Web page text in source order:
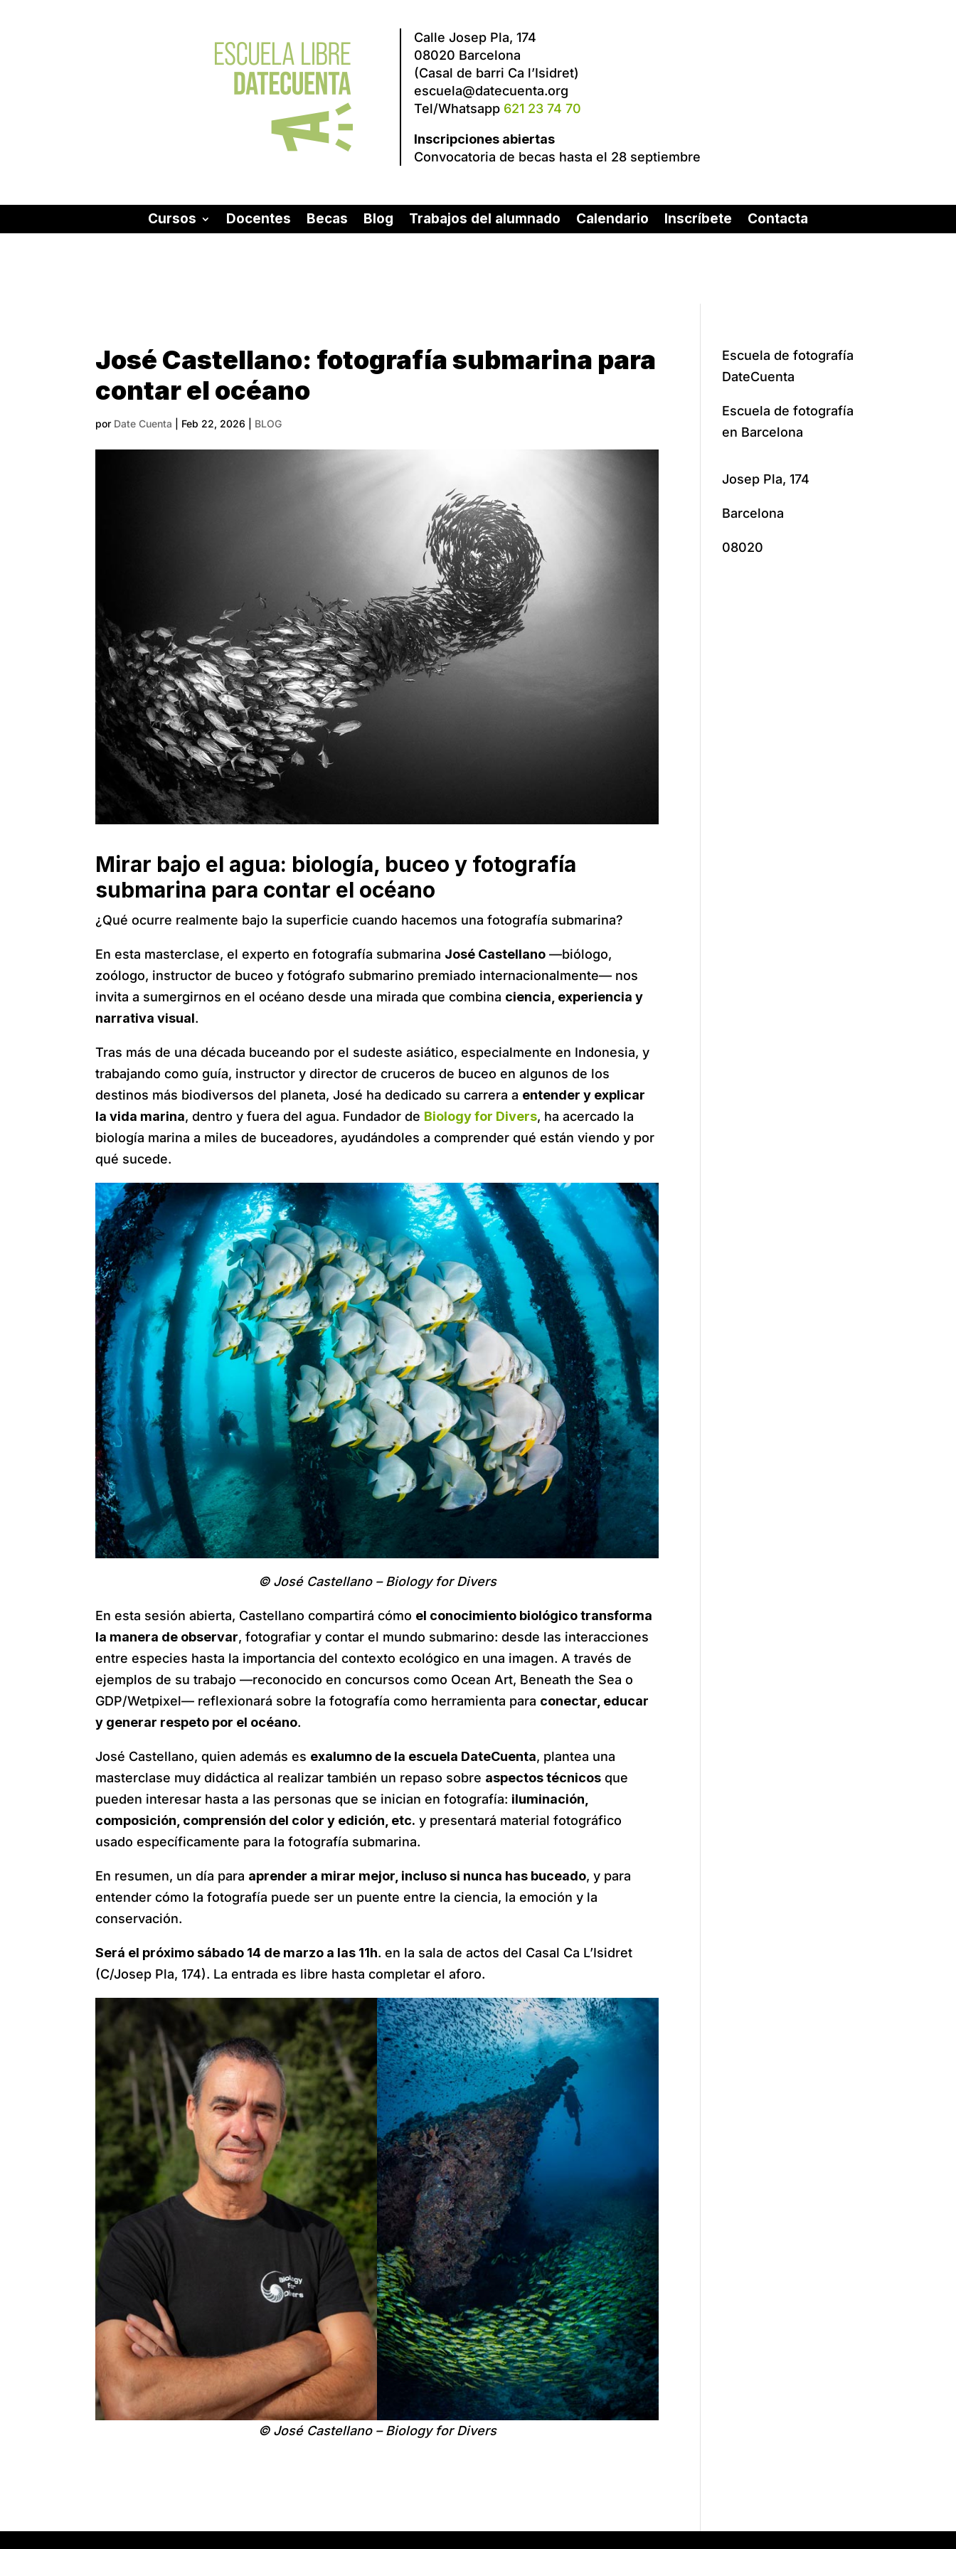
Calle Josep Pla, 174
08020 Barcelona
(Casal de barri Ca l’Isidret)
escuela@datecuenta.org
Tel/Whatsapp 621 23 74 70
Inscripciones abiertas
Convocatoria de becas hasta el 28 septiembre
Cursos Docentes Becas Blog Trabajos del alumnado Calendario Inscríbete Contacta
José Castellano: fotografía submarina para
contar el océano
por Date Cuenta Feb 22, 2026 BLOG
Mirar bajo el agua: biología, buceo y fotografía
submarina para contar el océano
¿Qué ocurre realmente bajo la superficie cuando hacemos una fotografía submarina?
En esta masterclase, el experto en fotografía submarina José Castellano —biólogo,
zoólogo, instructor de buceo y fotógrafo submarino premiado internacionalmente— nos
invita a sumergirnos en el océano desde una mirada que combina ciencia, experiencia y
narrativa visual.
Tras más de una década buceando por el sudeste asiático, especialmente en Indonesia, y
trabajando como guía, instructor y director de cruceros de buceo en algunos de los
destinos más biodiversos del planeta, José ha dedicado su carrera a entender y explicar
la vida marina, dentro y fuera del agua. Fundador de Biology for Divers, ha acercado la
biología marina a miles de buceadores, ayudándoles a comprender qué están viendo y por
qué sucede.
© José Castellano – Biology for Divers
En esta sesión abierta, Castellano compartirá cómo el conocimiento biológico transforma
la manera de observar, fotografiar y contar el mundo submarino: desde las interacciones
entre especies hasta la importancia del contexto ecológico en una imagen. A través de
ejemplos de su trabajo —reconocido en concursos como Ocean Art, Beneath the Sea o
GDP/Wetpixel— reflexionará sobre la fotografía como herramienta para conectar, educar
y generar respeto por el océano.
José Castellano, quien además es exalumno de la escuela DateCuenta, plantea una
masterclase muy didáctica al realizar también un repaso sobre aspectos técnicos que
pueden interesar hasta a las personas que se inician en fotografía: iluminación,
composición, comprensión del color y edición, etc. y presentará material fotográfico
usado específicamente para la fotografía submarina.
En resumen, un día para aprender a mirar mejor, incluso si nunca has buceado, y para
entender cómo la fotografía puede ser un puente entre la ciencia, la emoción y la
conservación.
Será el próximo sábado 14 de marzo a las 11h. en la sala de actos del Casal Ca L’Isidret
(C/Josep Pla, 174). La entrada es libre hasta completar el aforo.
© José Castellano – Biology for Divers
Escuela de fotografía
DateCuenta
Escuela de fotografía
en Barcelona
Josep Pla, 174
Barcelona
08020